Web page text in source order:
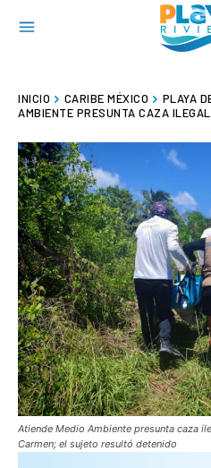
INICIO CARIBE MÉXICO PLAYA
AMBIENTE PRESUNTA CAZA ILEGAL
Atiende Medio Ambiente presunta caza
Carmen; el sujeto resultó detenido